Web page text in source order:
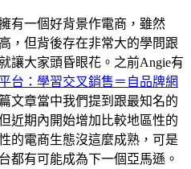
有一個好背景作電商，雖然
，但背後存在非常大的學問跟
讓大家頭昏眼花。之前Angie有
台：學習交叉銷售＝自品牌網
文章當中我們提到跟最知名的
近期內開始增加比較地區性的
的電商生態沒這麼成熟，可是
都有可能成為下一個亞馬遜。